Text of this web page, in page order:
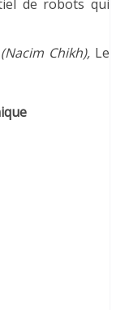
de robots qui
Chikh), Le